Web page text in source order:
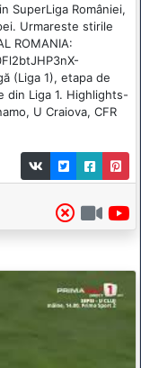
SuperLiga României,
Urmareste stirile
ROMANIA:
(Liga 1), etapa de
din Liga 1. Highlights-
U Craiova, CFR